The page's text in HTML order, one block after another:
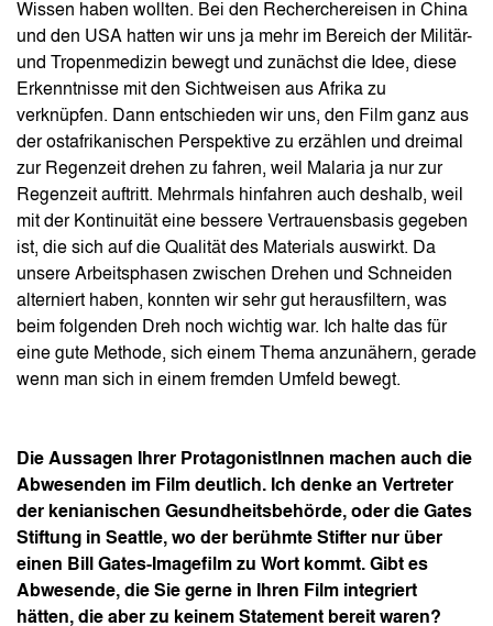
Wissen haben wollten. Bei den Recherchereisen in China
und den USA hatten wir uns ja mehr im Bereich der Militär-
und Tropenmedizin bewegt und zunächst die Idee, diese
Erkenntnisse mit den Sichtweisen aus Afrika zu
verknüpfen. Dann entschieden wir uns, den Film ganz aus
der ostafrikanischen Perspektive zu erzählen und dreimal
zur Regenzeit drehen zu fahren, weil Malaria ja nur zur
Regenzeit auftritt. Mehrmals hinfahren auch deshalb, weil
mit der Kontinuität eine bessere Vertrauensbasis gegeben
ist, die sich auf die Qualität des Materials auswirkt. Da
unsere Arbeitsphasen zwischen Drehen und Schneiden
alterniert haben, konnten wir sehr gut herausfiltern, was
beim folgenden Dreh noch wichtig war. Ich halte das für
eine gute Methode, sich einem Thema anzunähern, gerade
wenn man sich in einem fremden Umfeld bewegt.
Die Aussagen Ihrer ProtagonistInnen machen auch die
Abwesenden im Film deutlich. Ich denke an Vertreter
der kenianischen Gesundheitsbehörde, oder die Gates
Stiftung in Seattle, wo der berühmte Stifter nur über
einen Bill Gates-Imagefilm zu Wort kommt. Gibt es
Abwesende, die Sie gerne in Ihren Film integriert
hätten, die aber zu keinem Statement bereit waren?